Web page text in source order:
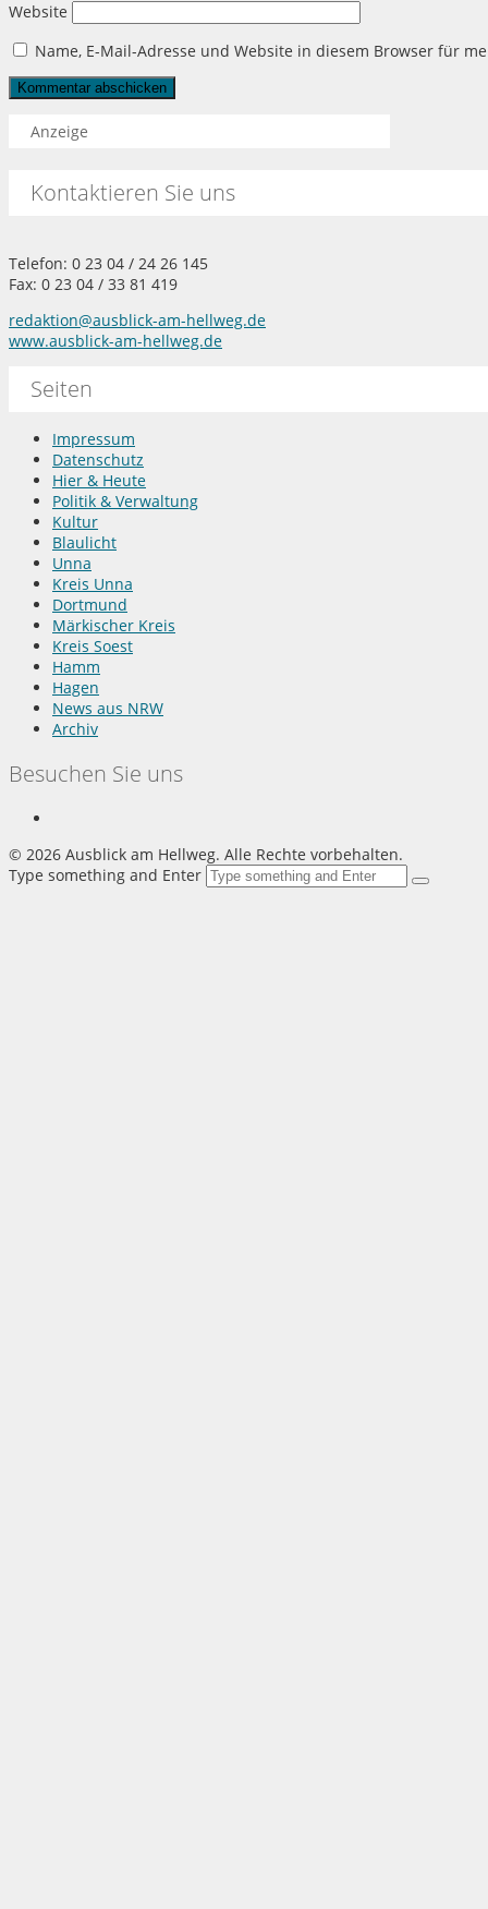
Website
Name, E-Mail-Adresse und Website in diesem Browser für
Anzeige
Kontaktieren Sie uns
Telefon: 0 23 04 / 24 26 145
Fax: 0 23 04 / 33 81 419
redaktion@ausblick-am-hellweg.de
www.ausblick-am-hellweg.de
Seiten
Impressum
Datenschutz
Hier & Heute
Politik & Verwaltung
Kultur
Blaulicht
Unna
Kreis Unna
Dortmund
Märkischer Kreis
Kreis Soest
Hamm
Hagen
News aus NRW
Archiv
Besuchen Sie uns
© 2026 Ausblick am Hellweg. Alle Rechte vorbehalten.
Type something and Enter